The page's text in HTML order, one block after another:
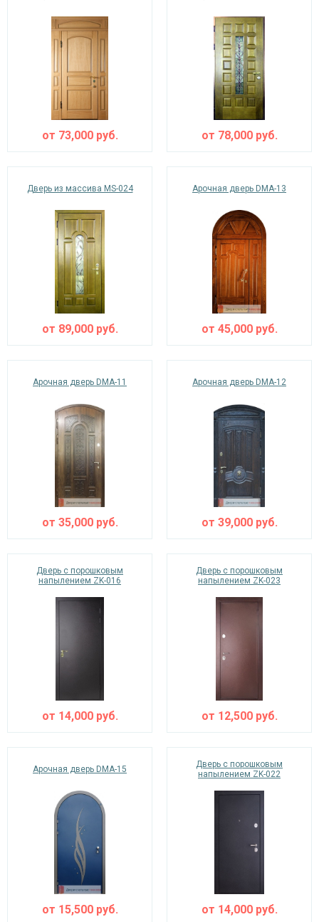
от 73,000руб. от 78,000руб.
Дверь из массива MS-024
от 89,000руб.
Арочная дверь DMA-13
от 45,000руб.
Арочная дверь DMA-11
от 35,000руб.
Арочная дверь DMA-12
от 39,000руб.
Дверь с порошковым
напылением ZK-016
от 14,000руб.
Дверь с порошковым
напылением ZK-023
от 12,500руб.
Арочная дверь DMA-15
от 15,500руб.
Дверь с порошковым
напылением ZK-022
от 14,000руб.